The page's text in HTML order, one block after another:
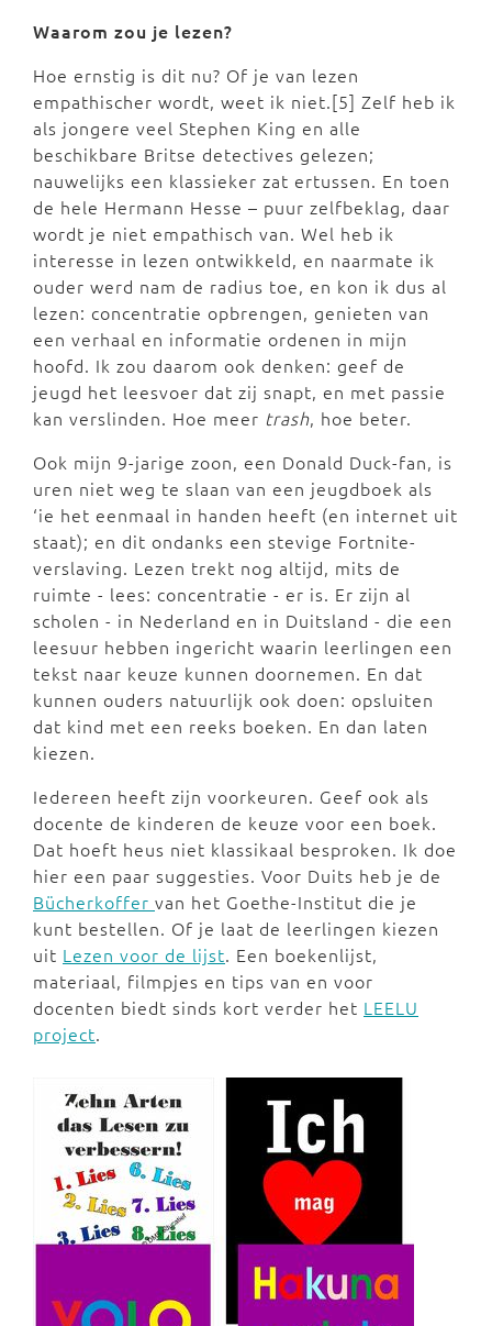
Waarom zou je lezen?
Hoe ernstig is dit nu? Of je van lezen
empathischer wordt, weet ik niet.[5] Zelf heb ik
als jongere veel Stephen King en alle
beschikbare Britse detectives gelezen;
nauwelijks een klassieker zat ertussen. En toen
de hele Hermann Hesse – puur zelfbeklag, daar
wordt je niet empathisch van. Wel heb ik
interesse in lezen ontwikkeld, en naarmate ik
ouder werd nam de radius toe, en kon ik dus al
lezen: concentratie opbrengen, genieten van
een verhaal en informatie ordenen in mijn
hoofd. Ik zou daarom ook denken: geef de
jeugd het leesvoer dat zij snapt, en met passie
kan verslinden. Hoe meer trash, hoe beter.
Ook mijn 9-jarige zoon, een Donald Duck-fan, is
uren niet weg te slaan van een jeugdboek als
‘ie het eenmaal in handen heeft (en internet uit
staat); en dit ondanks een stevige Fortnite-
verslaving. Lezen trekt nog altijd, mits de
ruimte - lees: concentratie - er is. Er zijn al
scholen - in Nederland en in Duitsland - die een
leesuur hebben ingericht waarin leerlingen een
tekst naar keuze kunnen doornemen. En dat
kunnen ouders natuurlijk ook doen: opsluiten
dat kind met een reeks boeken. En dan laten
kiezen.
Iedereen heeft zijn voorkeuren. Geef ook als
docente de kinderen de keuze voor een boek.
Dat hoeft heus niet klassikaal besproken. Ik doe
hier een paar suggesties. Voor Duits heb je de
Bücherkoffer van het Goethe-Institut die je
kunt bestellen. Of je laat de leerlingen kiezen
uit Lezen voor de lijst. Een boekenlijst,
materiaal, filmpjes en tips van en voor
docenten biedt sinds kort verder het LEELU
project.